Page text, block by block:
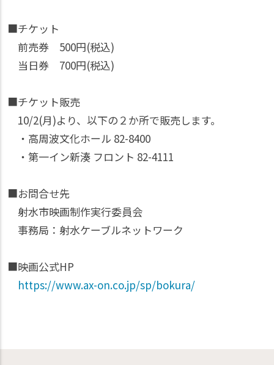
■チケット
前売券 500円(税込)
当日券 700円(税込)
■チケット販売
10/2(月)より、以下の２か所で販売します。
・高周波文化ホール 82-8400
・第一イン新湊 フロント 82-4111
■お問合せ先
射水市映画制作実行委員会
事務局：射水ケーブルネットワーク
■映画公式HP
https://www.ax-on.co.jp/sp/bokura/